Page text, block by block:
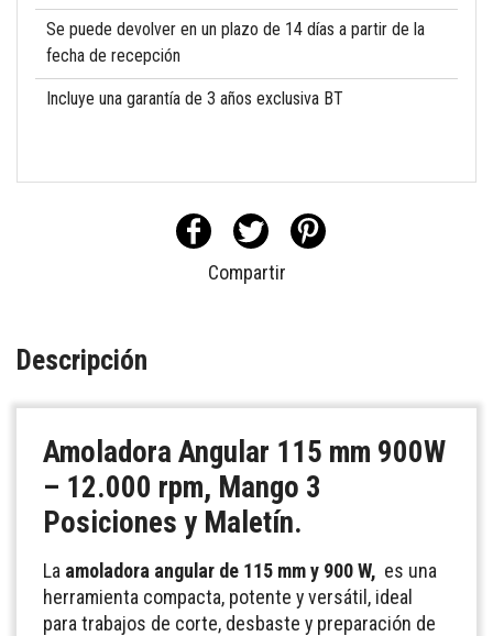
Se puede devolver en un plazo de 14 días a partir de la
fecha de recepción
Incluye una garantía de 3 años exclusiva BT
Compartir
Descripción
Amoladora Angular 115 mm 900W
– 12.000 rpm, Mango 3
Posiciones y Maletín.
La amoladora angular de 115 mm y 900 W, es una
herramienta compacta, potente y versátil, ideal
para trabajos de corte, desbaste y preparación de